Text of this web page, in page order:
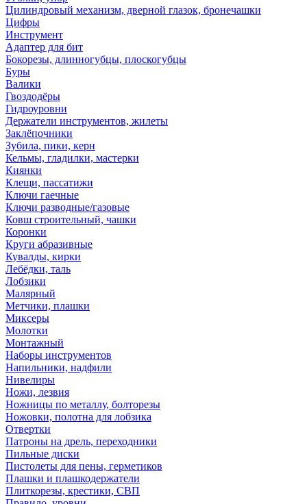
Цилиндровый механизм, дверной глазок, бронечашки
Цифры
Инструмент
Адаптер для бит
Бокорезы, длинногубцы, плоскогубцы
Буры
Валики
Гвоздодёры
Гидроуровни
Держатели инструментов, жилеты
Заклёпочники
Зубила, пики, керн
Кельмы, гладилки, мастерки
Киянки
Клещи, пассатижи
Ключи гаечные
Ключи разводные/газовые
Ковш строительный, чашки
Коронки
Круги абразивные
Кувалды, кирки
Лебёдки, таль
Лобзики
Малярный
Метчики, плашки
Миксеры
Молотки
Монтажный
Наборы инструментов
Напильники, надфили
Нивелиры
Ножи, лезвия
Ножницы по металлу, болторезы
Ножовки, полотна для лобзика
Отвертки
Патроны на дрель, переходники
Пильные диски
Пистолеты для пены, герметиков
Плашки и плашкодержатели
Плиткорезы, крестики, СВП